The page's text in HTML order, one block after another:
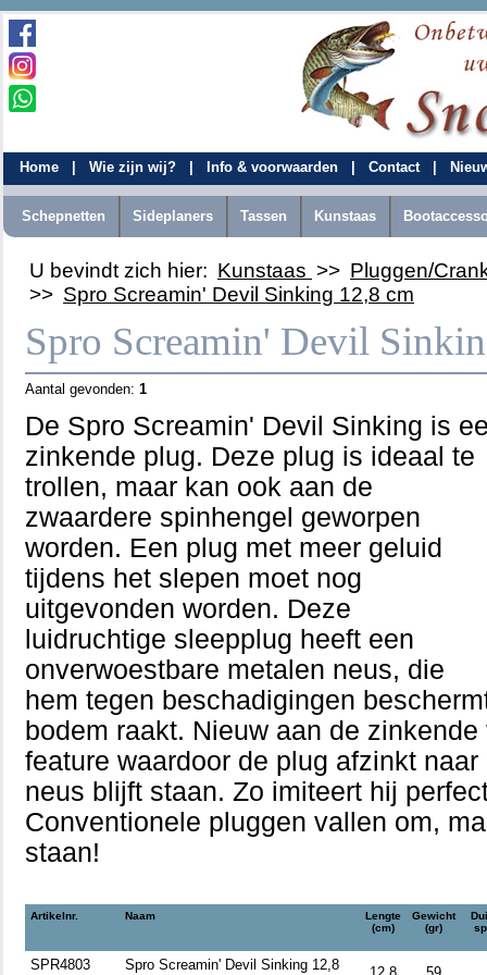
Home Wie zijn wij? Info & voorwaarden Contact
Schepnetten Sideplaners Tassen Kunstaas
U bevindt zich hier: Kunstaas >> Pluggen/
>> Spro Screamin' Devil Sinking 12,8 cm
Spro Screamin' Devil
Aantal gevonden: 1
De Spro Screamin' Devil Sinking is
zinkende plug. Deze plug is ideaal te
trollen, maar kan ook aan de
zwaardere spinhengel geworpen
worden. Een plug met meer geluid
tijdens het slepen moet nog
uitgevonden worden. Deze
luidruchtige sleepplug heeft een
onverwoestbare metalen neus, die
hem tegen beschadigingen
bodem raakt. Nieuw aan de
feature waardoor de plug afzinkt
neus blijft staan. Zo imiteert hij
Conventionele pluggen vallen om,
staan!
Artikelnr. Naam
Lengte
(cm)
Gewicht
(gr)
SPR4803
Spro Screamin' Devil Sinking 12,8